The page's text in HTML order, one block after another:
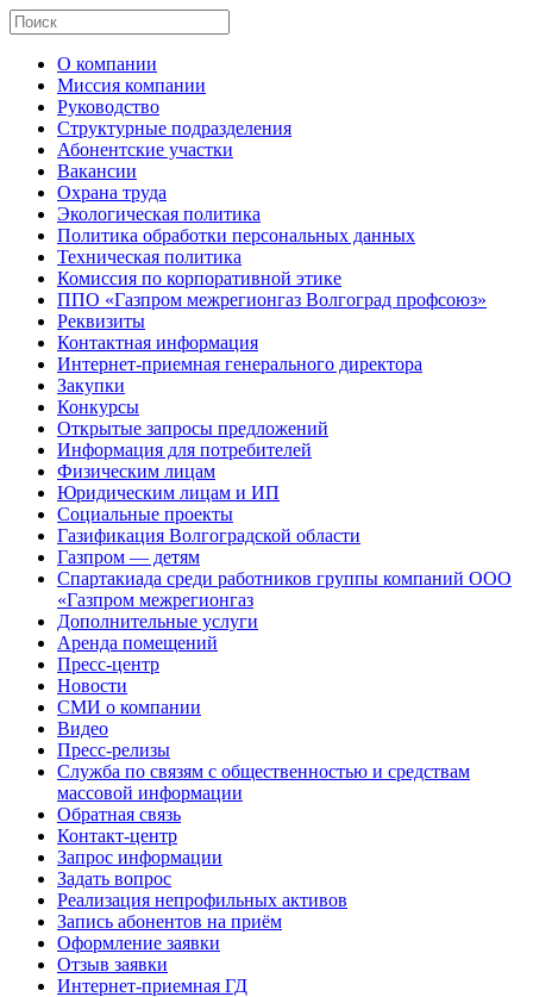
О компании
Миссия компании
Руководство
Структурные подразделения
Абонентские участки
Вакансии
Охрана труда
Экологическая политика
Политика обработки персональных данных
Техническая политика
Комиссия по корпоративной этике
ППО «Газпром межрегионгаз Волгоград профсоюз»
Реквизиты
Контактная информация
Интернет-приемная генерального директора
Закупки
Конкурсы
Открытые запросы предложений
Информация для потребителей
Физическим лицам
Юридическим лицам и ИП
Социальные проекты
Газификация Волгоградской области
Газпром — детям
Спартакиада среди работников группы компаний ООО
«Газпром межрегионгаз
Дополнительные услуги
Аренда помещений
Пресс-центр
Новости
СМИ о компании
Видео
Пресс-релизы
Служба по связям с общественностью и средствам
массовой информации
Обратная связь
Контакт-центр
Запрос информации
Задать вопрос
Реализация непрофильных активов
Запись абонентов на приём
Оформление заявки
Отзыв заявки
Интернет-приемная ГД